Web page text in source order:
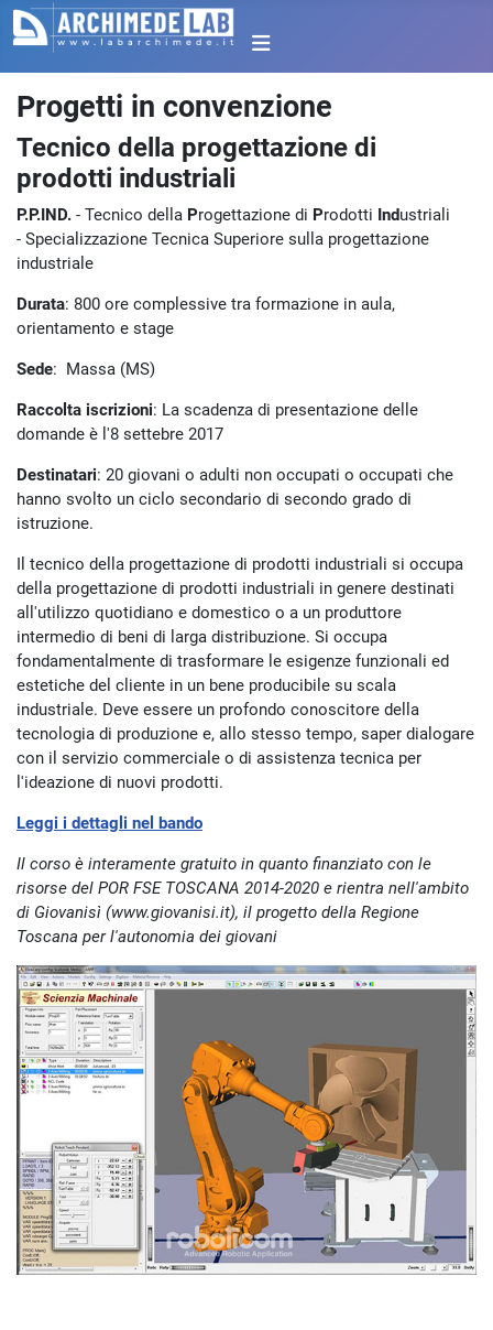
Progetti in convenzione
Tecnico della progettazione di
prodotti industriali
P.P.IND. - Tecnico della Progettazione di Prodotti Industriali
- Specializzazione Tecnica Superiore sulla progettazione
industriale
Durata: 800 ore complessive tra formazione in aula,
orientamento e stage
Sede: Massa (MS)
Raccolta iscrizioni: La scadenza di presentazione delle
domande è l'8 settebre 2017
Destinatari: 20 giovani o adulti non occupati o occupati che
hanno svolto un ciclo secondario di secondo grado di
istruzione.
Il tecnico della progettazione di prodotti industriali si occupa
della progettazione di prodotti industriali in genere destinati
all'utilizzo quotidiano e domestico o a un produttore
intermedio di beni di larga distribuzione. Si occupa
fondamentalmente di trasformare le esigenze funzionali ed
estetiche del cliente in un bene producibile su scala
industriale. Deve essere un profondo conoscitore della
tecnologia di produzione e, allo stesso tempo, saper dialogare
con il servizio commerciale o di assistenza tecnica per
l'ideazione di nuovi prodotti.
Leggi i dettagli nel bando
Il corso è interamente gratuito in quanto finanziato con le
risorse del POR FSE TOSCANA 2014-2020 e rientra nell'ambito
di Giovanisì (www.giovanisi.it), il progetto della Regione
Toscana per l'autonomia dei giovani